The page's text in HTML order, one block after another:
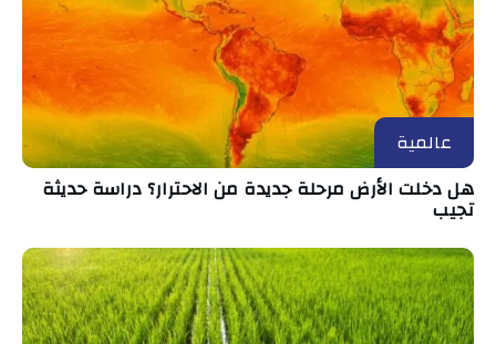
عالمية
هل دخلت الأرض مرحلة جديدة من الاحترار؟ دراسة حديثة
تجيب